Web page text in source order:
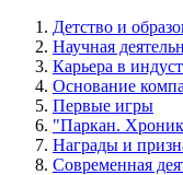
Детство и
Научная
Карьера в
Основание
Первые игры
"Паркан.
Награды и
Современная